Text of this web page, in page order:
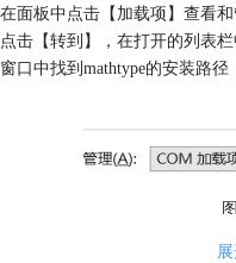
在面板中点击【加载项】查看
点击【转到】，在打开的列表
窗口中找到mathtype的安装路径